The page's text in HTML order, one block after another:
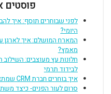
פוסטים
לפני שבוחרים תוסף: איך
היומי?
המארח המושלם: איך לארגן
מאמץ?
חלונות עץ מעוצבים:
לבידוד תרמי
איך בוחרים חברת CRM שמתאימה לעסק?
סרום לעור הפנים- כיצד